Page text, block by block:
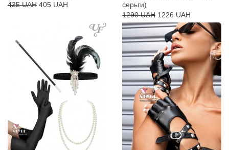
435 UAH 405 UAH
серьги)
1290 UAH 1226 UAH